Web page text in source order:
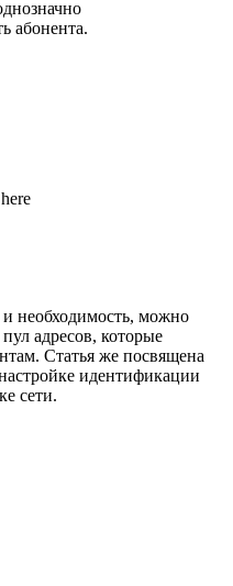
абонента.
и необходимость, можно
адресов, которые
Статья же посвящена
идентификации
сети.